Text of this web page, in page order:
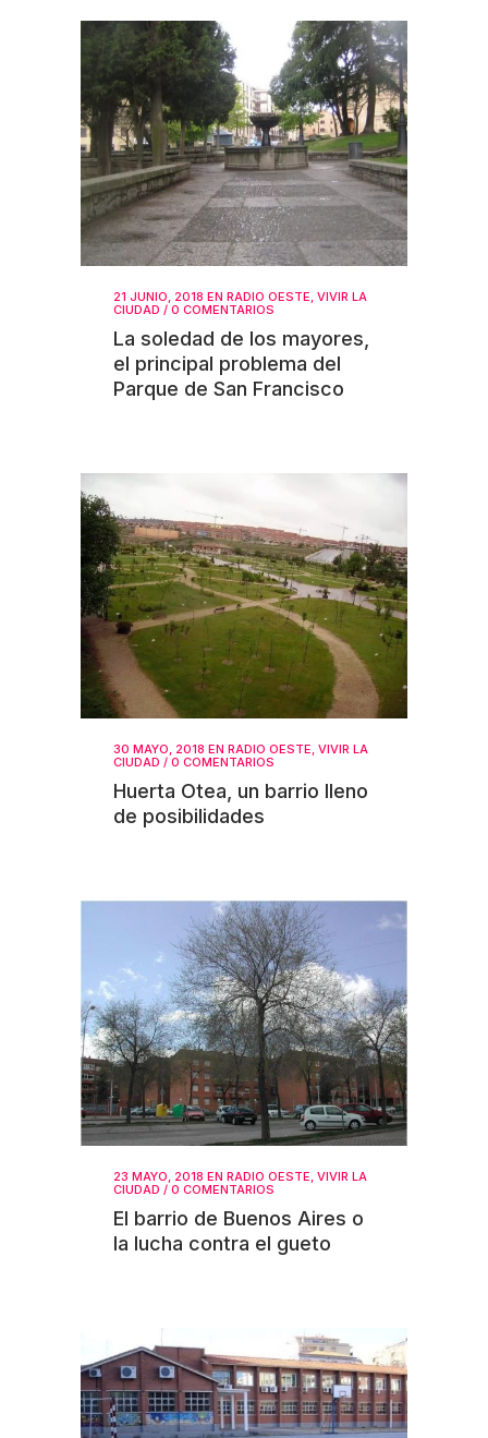
21 JUNIO, 2018 EN RADIO OESTE, VIVIR LA
CIUDAD / 0 COMENTARIOS
La soledad de los mayores,
el principal problema del
Parque de San Francisco
30 MAYO, 2018 EN RADIO OESTE, VIVIR LA
CIUDAD / 0 COMENTARIOS
Huerta Otea, un barrio lleno
de posibilidades
23 MAYO, 2018 EN RADIO OESTE, VIVIR LA
CIUDAD / 0 COMENTARIOS
El barrio de Buenos Aires o
la lucha contra el gueto